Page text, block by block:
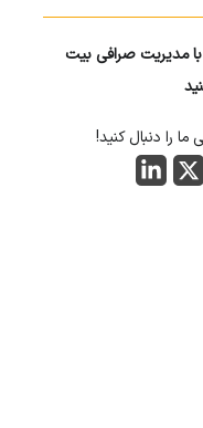
با مدیریت صرافی بیت
را دنبال کنید!